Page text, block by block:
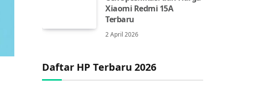
Xiaomi Redmi 15A
Terbaru
2 April 2026
Daftar HP Terbaru 2026